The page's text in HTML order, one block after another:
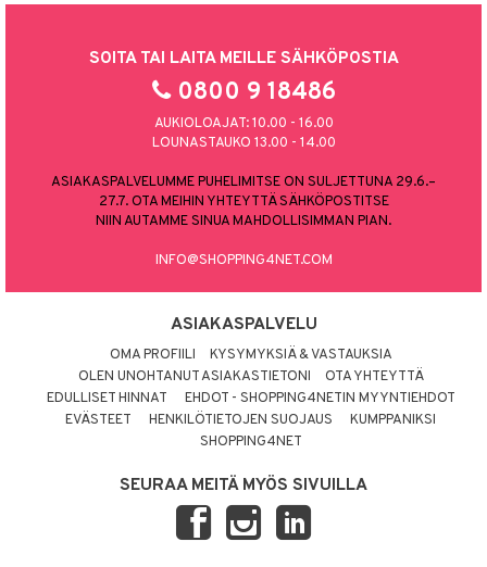
SOITA TAI LAITA MEILLE SÄHKÖPOSTIA
0800 9 18486
AUKIOLOAJAT: 10.00 - 16.00
LOUNASTAUKO 13.00 - 14.00
ASIAKASPALVELUMME PUHELIMITSE ON SULJETTUNA 29.6.–
27.7. OTA MEIHIN YHTEYTTÄ SÄHKÖPOSTITSE
NIIN AUTAMME SINUA MAHDOLLISIMMAN PIAN.
INFO@SHOPPING4NET.COM
ASIAKASPALVELU
OMA PROFIILI
KYSYMYKSIÄ & VASTAUKSIA
OLEN UNOHTANUT ASIAKASTIETONI
OTA YHTEYTTÄ
EDULLISET HINNAT
EHDOT - SHOPPING4NETIN MYYNTIEHDOT
EVÄSTEET
HENKILÖTIETOJEN SUOJAUS
KUMPPANIKSI
SHOPPING4NET
SEURAA MEITÄ MYÖS SIVUILLA